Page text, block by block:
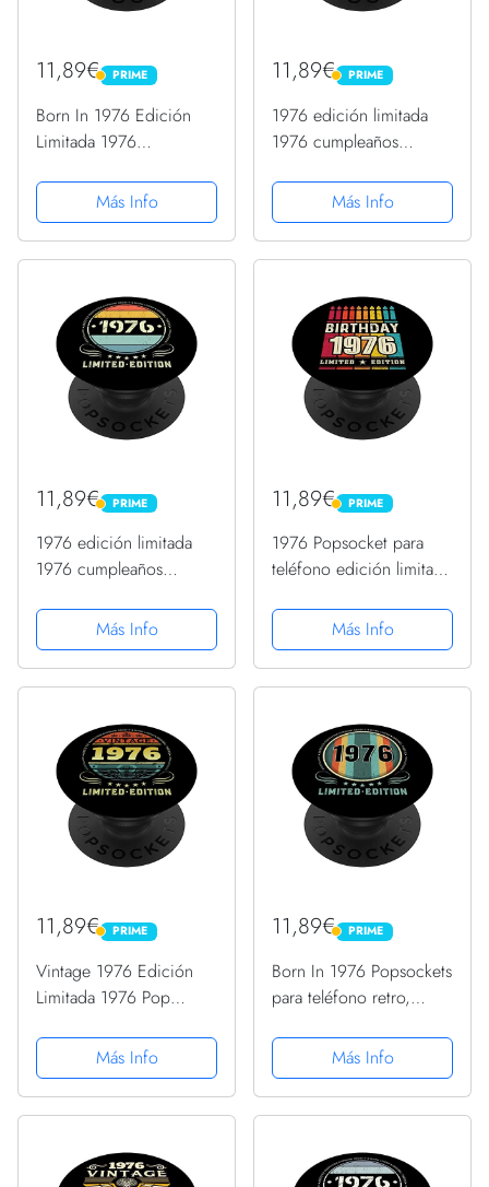
11,89€ PRIME
PRIME
Born In 1976 Edición
Limitada 1976
1976 PopSockets
PopGrip Intercambiable
Más Info
11,89€ PRIME
PRIME
1976 edición limitada
1976 cumpleaños
y mujeres PopSockets
PopGrip Intercambiable
Más Info
11,89€ PRIME
PRIME
1976 edición limitada
1976 cumpleaños
y hombres PopSockets
PopGrip Intercambiable
Más Info
11,89€ PRIME
PRIME
1976 Popsocket para
teléfono edición limitada
PopSockets PopGrip
Intercambiable
Más Info
11,89€ PRIME
PRIME
Vintage 1976 Edición
Limitada 1976 Pop
Cumpleaños PopSockets
PopGrip Intercambiable
Más Info
11,89€ PRIME
PRIME
Born In 1976 Popsockets
para teléfono retro,
1976 PopSockets
PopGrip Intercambiable
Más Info